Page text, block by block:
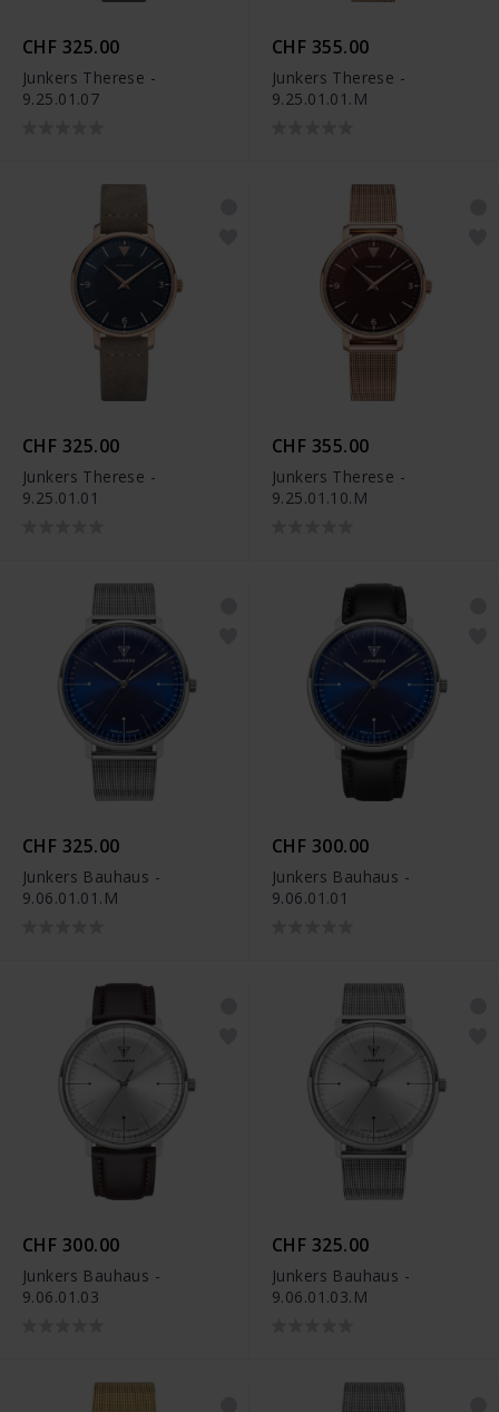
CHF 325.00
Junkers Therese -
9.25.01.07
CHF 355.00
Junkers Therese -
9.25.01.01.M
CHF 325.00
Junkers Therese -
9.25.01.01
CHF 355.00
Junkers Therese -
9.25.01.10.M
CHF 325.00
Junkers Bauhaus -
9.06.01.01.M
CHF 300.00
Junkers Bauhaus -
9.06.01.01
CHF 300.00
Junkers Bauhaus -
9.06.01.03
CHF 325.00
Junkers Bauhaus -
9.06.01.03.M